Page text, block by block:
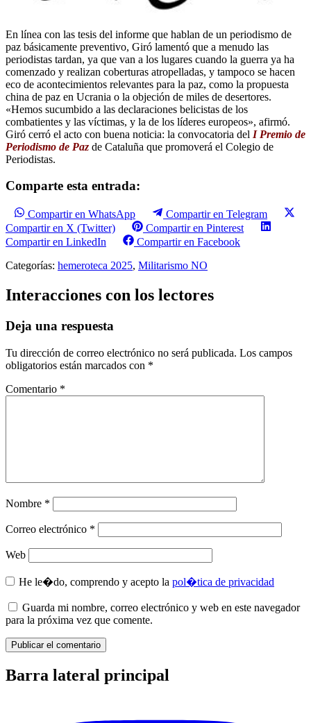
En línea con las tesis del informe que hablan de un periodismo de
paz básicamente preventivo, Giró lamentó que a menudo las
periodistas tardan, ya que van a los lugares cuando la guerra ya ha
comenzado y realizan coberturas atropelladas, y tampoco se hacen
eco de acontecimientos relevantes para la paz, como la propuesta
china de paz en Ucrania o la objeción de miles de desertores.
«Hemos sucumbido a las declaraciones belicistas de los
combatientes y las víctimas, y la de los líderes europeos», afirmó.
Giró cerró el acto con buena noticia: la convocatoria del I Premio de
Periodismo de Paz de Cataluña que promoverá el Colegio de
Periodistas.
Comparte esta entrada:
Compartir en WhatsApp
Compartir en Telegram
Compartir en X (Twitter)
Compartir en Pinterest
Compartir en LinkedIn
Compartir en Facebook
Categorías: hemeroteca 2025, Militarismo NO
Interacciones con los lectores
Deja una respuesta
Tu dirección de correo electrónico no será publicada. Los campos
obligatorios están marcados con *
Comentario *
Nombre *
Correo electrónico *
Web
He le�do, comprendo y acepto la pol�tica de privacidad
Guarda mi nombre, correo electrónico y web en este navegador
para la próxima vez que comente.
Barra lateral principal